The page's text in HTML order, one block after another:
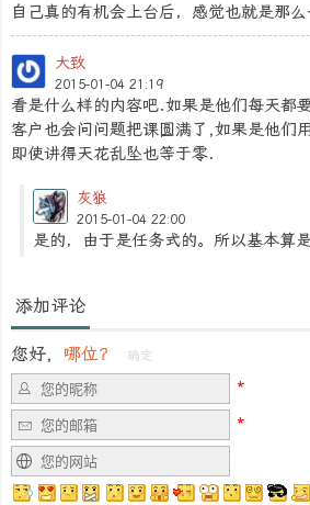
自己真的有机会上台后，感觉也就是那
大致
2015-01-04 21:19
看是什么样的内容吧.如果是他们每天都
客户也会问问题把课圆满了,如果是他们
即使讲得天花乱坠也等于零.
灰狼
2015-01-04 22:00
是的，由于是任务式的。所以基本算
添加评论
您好， 哪位？ 确定